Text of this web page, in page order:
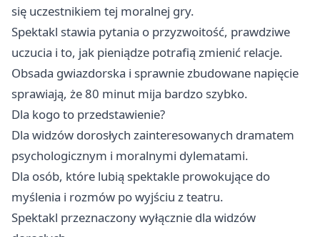
się uczestnikiem tej moralnej gry.
Spektakl stawia pytania o przyzwoitość, prawdziwe
uczucia i to, jak pieniądze potrafią zmienić relacje.
Obsada gwiazdorska i sprawnie zbudowane napięcie
sprawiają, że 80 minut mija bardzo szybko.
Dla kogo to przedstawienie?
Dla widzów dorosłych zainteresowanych dramatem
psychologicznym i moralnymi dylematami.
Dla osób, które lubią spektakle prowokujące do
myślenia i rozmów po wyjściu z teatru.
Spektakl przeznaczony wyłącznie dla widzów